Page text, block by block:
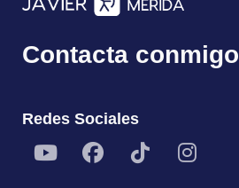
Contacta conmigo
Redes Sociales